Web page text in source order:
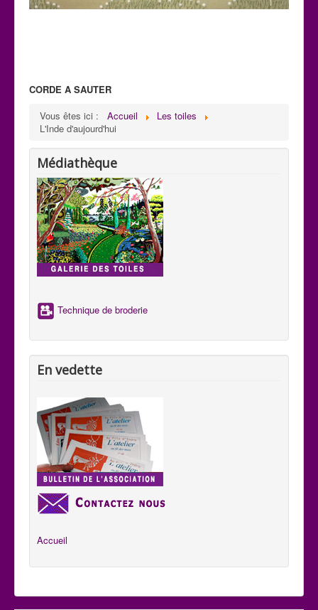
CORDE A SAUTER
Paysage: Création de Mani
H : 0,59m x L : 0,75m
Vous êtes ici : Accueil
Les toiles
L'Inde d'aujourd'hui
Médiathèque
Technique de broderie
En vedette
Accueil